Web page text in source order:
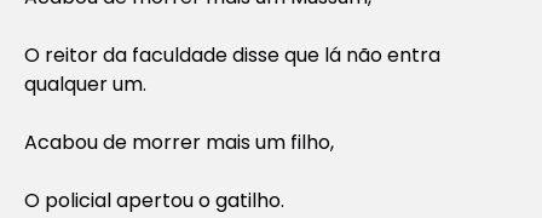
O reitor da faculdade disse que lá não entra
qualquer um.
Acabou de morrer mais um filho,
O policial apertou o gatilho.